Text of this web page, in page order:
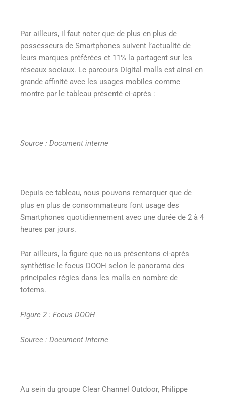
Par ailleurs, il faut noter que de plus en plus de
possesseurs de Smartphones suivent l’actualité de
leurs marques préférées et 11% la partagent sur les
réseaux sociaux. Le parcours Digital malls est ainsi en
grande affinité avec les usages mobiles comme
montre par le tableau présenté ci-après :
Source : Document interne
Depuis ce tableau, nous pouvons remarquer que de
plus en plus de consommateurs font usage des
Smartphones quotidiennement avec une durée de 2 à 4
heures par jours.
Par ailleurs, la figure que nous présentons ci-après
synthétise le focus DOOH selon le panorama des
principales régies dans les malls en nombre de
totems.
Figure 2 : Focus DOOH
Source : Document interne
Au sein du groupe Clear Channel Outdoor, Philippe